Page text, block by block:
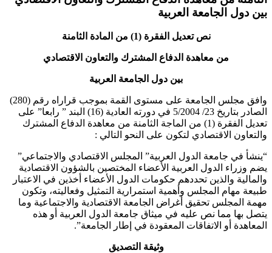
بين دول الجامعة العربية
نص تعديل الفقرة (1) من المادة الثامنة
من معاهدة الدفاع المشترك والتعاون الاقتصادي
بين دول الجامعة العربية
وافق مجلس الجامعة على مستوى القمة بموجب قراراه رقم (280)
الصادر بتاريخ 23/ 5/2004 في دورته العادية (16) البند ” رابعا” على
تعديل الفقرة (1) من الماجة الثامنة من معاهدة الدفاع المشترك
والتعاون الاقتصادي لتكون على النحو التالي :
“ينشأ في جامعة الدول العربية” المجلس الاقتصادي والاجتماعي”
يضم وزراء الدول العربية الأعضاء المختصين بالشؤون الاقتصادية
والمالية والذين تحددهم حكومات الدول الأعضاء أخذين في الاعتبار
طبيعة مهام المجلس وأهمية استمرارية التمثيل وفعاليته، وتكون
مهمة المجلس تحقيق أغراض الجامعة الاقتصادية والاجتماعية وما
يتصل بها مما نص عليه في ميثاق جامعة الدول العربية أو هذه
المعاهدة أو الاتفاقات المعقودة في إطار الجامعة”.
وثيقة التصديق